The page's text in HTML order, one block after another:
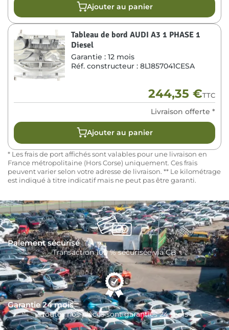
Ajouter au panier
Tableau de bord AUDI A3 1 PHASE 1
Diesel
Garantie : 12 mois
Réf. constructeur : 8L1857041CESA
244,35 €TTC
Livraison offerte *
Ajouter au panier
* Les frais de port affichés sont valables pour une livraison en
France métropolitaine (Hors Corse) uniquement. Ces frais
peuvent varier selon votre adresse de livraison. ** Le kilométrage
est indiqué à titre indicatif mais ne peut pas être garanti.
Paiement sécurisé
Transaction 100 % sécurisée via CB
Garantie 24 mois
Toutes nos pièces sont garanties 24 mois